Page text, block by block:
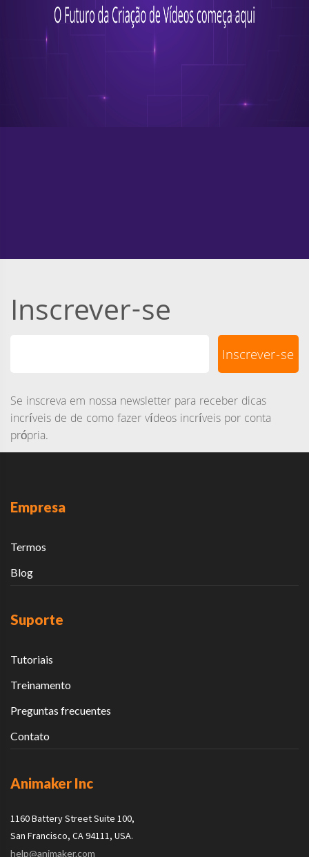
Inscrever-se
Se inscreva em nossa newsletter para receber dicas
incríveis de de como fazer vídeos incríveis por conta
própria.
Empresa
Termos
Blog
Suporte
Tutoriais
Treinamento
Preguntas frecuentes
Contato
Animaker Inc
1160 Battery Street Suite 100,
San Francisco, CA 94111, USA.
help@animaker.com